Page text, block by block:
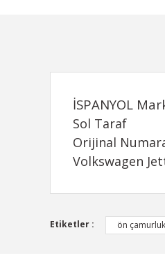
İSPANYOL
Sol Taraf
Orijinal
Volkswagen
Bu ürünün fiyat
Görüş ve
Etiketler : ön çamurluk